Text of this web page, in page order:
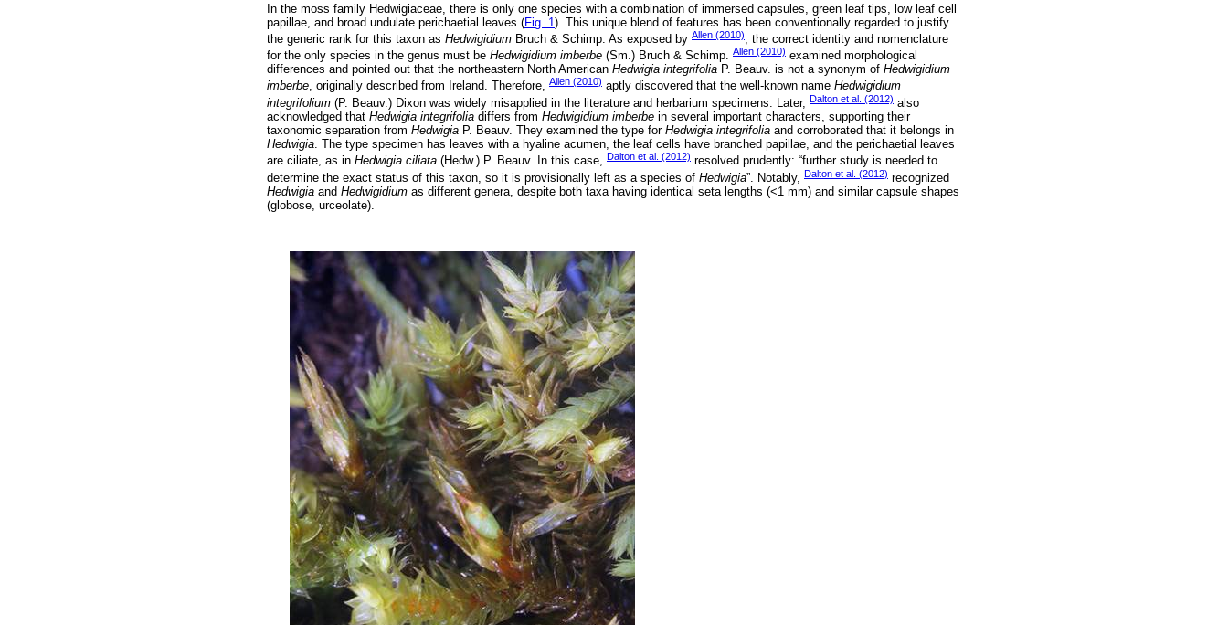
In the moss family Hedwigiaceae, there is only one species with a combination of immersed capsules, green leaf tips, low leaf cell
papillae, and broad undulate perichaetial leaves (Fig. 1). This unique blend of features has been conventionally regarded to justify
the generic rank for this taxon as Hedwigidium Bruch & Schimp. As exposed by Allen (2010), the correct identity and nomenclature
for the only species in the genus must be Hedwigidium imberbe (Sm.) Bruch & Schimp. Allen (2010) examined morphological
differences and pointed out that the northeastern North American Hedwigia integrifolia P. Beauv. is not a synonym of Hedwigidium
imberbe, originally described from Ireland. Therefore, Allen (2010) aptly discovered that the well-known name Hedwigidium
integrifolium (P. Beauv.) Dixon was widely misapplied in the literature and herbarium specimens. Later, Dalton et al. (2012) also
acknowledged that Hedwigia integrifolia differs from Hedwigidium imberbe in several important characters, supporting their
taxonomic separation from Hedwigia P. Beauv. They examined the type for Hedwigia integrifolia and corroborated that it belongs in
Hedwigia. The type specimen has leaves with a hyaline acumen, the leaf cells have branched papillae, and the perichaetial leaves
are ciliate, as in Hedwigia ciliata (Hedw.) P. Beauv. In this case, Dalton et al. (2012) resolved prudently: “further study is needed to
determine the exact status of this taxon, so it is provisionally left as a species of Hedwigia”. Notably, Dalton et al. (2012) recognized
Hedwigia and Hedwigidium as different genera, despite both taxa having identical seta lengths (<1 mm) and similar capsule shapes
(globose, urceolate).